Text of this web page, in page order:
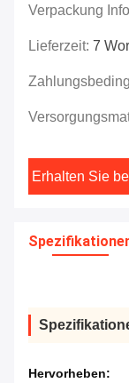
Verpackung
Lieferzeit: 7
Erhalten Sie
Hervorheben: